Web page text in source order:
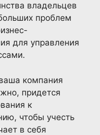
владельцев
проблем
для управления
компания
придется
к
чтобы учесть
в себя